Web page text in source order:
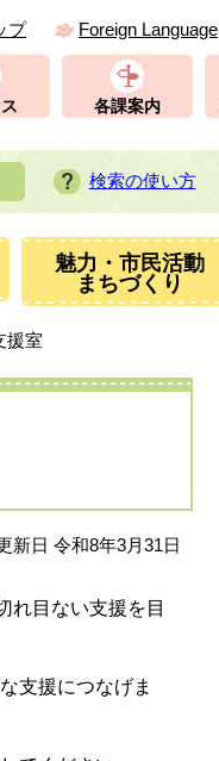
プ Foreign Language
各課案内
検索の使い方
魅力・市民活動
まちづくり
援室
日 令和8年3月31日
れ目ない支援を目
支援につなげま